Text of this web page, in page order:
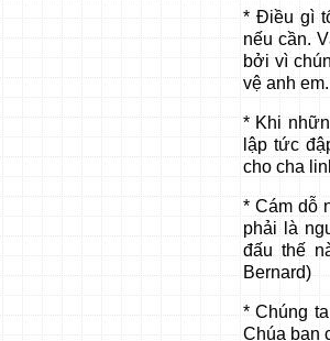
* Điều gì
nếu cần.
bởi vì
vệ anh
* Khi
lập tức
cho cha
* Cám dỗ
phải là
đấu thế
Bernard)
* Chúng
Chúa ban